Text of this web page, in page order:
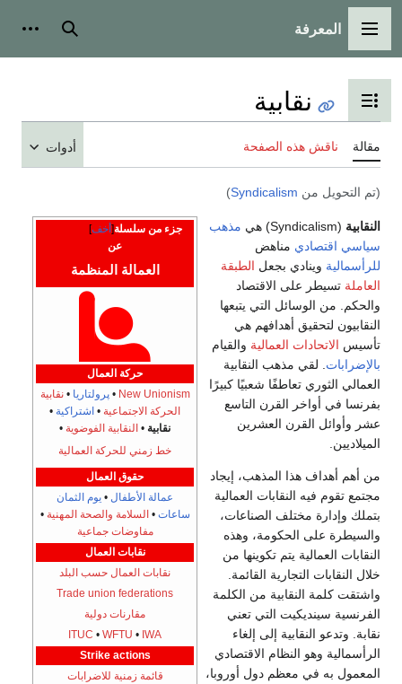
القائمة الرئيسية
المعرفة بحث
تبديل عرض جدول المحتويات
نقابية
مقالة ناقش هذه الصفحة أدوات
(تم التحويل من Syndicalism
)
أخف جزء من سلسلة
عن
العمالة المنظمة
حركة العمال
New Unionism
•پرولتاريا •نقابية
الحركة الاجتماعية • اشتراكية •
نقابية • النقابية الفوضوية •
خط زمني للحركة العمالية
حقوق العمال
عمالة الأطفال• يوم الثمان
ساعات • السلامة والصحة المهنية •
مفاوضات جماعية
نقابات العمال
نقابات العمال حسب البلد
Trade union federations
مقارنات دولية
ITUC •WFTU • IWA
Strike actions
قائمة زمنية للاضرابات
النقابية (Syndicalism) هي
مذهب
سياسي اقتصادي مناهض
للرأسمالية وينادي بجعل الطبقة
العاملة تسيطر على الاقتصاد
والحكم. من الوسائل التي يتبعها
النقابيون لتحقيق أهدافهم هي
تأسيس الاتحادات العمالية والقيام
بالإضرابات . لقي مذهب النقابية
العمالي الثوري تعاطفًا شعبيًا كبيرًا
بفرنسا في أواخر القرن التاسع
عشر وأوائل القرن العشرين
الميلاديين.
من أهم أهداف هذا المذهب، إيجاد
مجتمع تقوم فيه النقابات العمالية
بتملك وإدارة مختلف الصناعات،
والسيطرة على الحكومة، وهذه
النقابات العمالية يتم تكوينها من
خلال النقابات التجارية القائمة.
واشتقت كلمة النقابية من الكلمة
الفرنسية سينديكيت التي تعني
نقابة. وتدعو النقابية إلى إلغاء
الرأسمالية وهو النظام الاقتصادي
المعمول به في معظم دول أوروبا،